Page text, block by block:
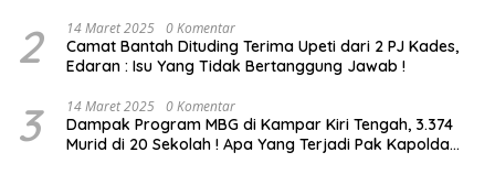
2 14 Maret 2025 0 Komentar
Camat Bantah Dituding Terima Upeti dari 2 PJ Kades,
Edaran : Isu Yang Tidak Bertanggung Jawab !
3 14 Maret 2025 0 Komentar
Dampak Program MBG di Kampar Kiri Tengah, 3.374
Murid di 20 Sekolah ! Apa Yang Terjadi Pak Kapolda